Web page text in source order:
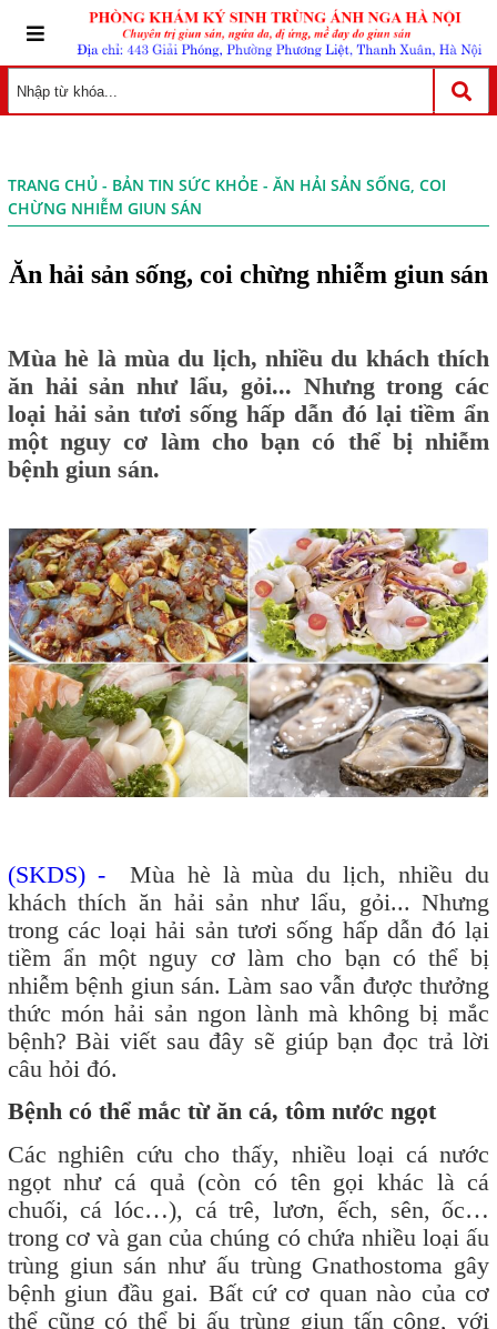
TRANG CHỦ- BẢN TIN SỨC KHỎE - ĂN HẢI SẢN SỐNG, COI
CHỪNG NHIỄM GIUN SÁN
Ăn hải sản sống, coi chừng nhiễm giun sán
Mùa hè là mùa du lịch, nhiều du khách thích
ăn hải sản như lẩu, gỏi... Nhưng trong các
loại hải sản tươi sống hấp dẫn đó lại tiềm ẩn
một nguy cơ làm cho bạn có thể bị nhiễm
bệnh giun sán.
(SKDS) - Mùa hè là mùa du lịch, nhiều du
khách thích ăn hải sản như lẩu, gỏi... Nhưng
trong các loại hải sản tươi sống hấp dẫn đó lại
tiềm ẩn một nguy cơ làm cho bạn có thể bị
nhiễm bệnh giun sán. Làm sao vẫn được thưởng
thức món hải sản ngon lành mà không bị mắc
bệnh? Bài viết sau đây sẽ giúp bạn đọc trả lời
câu hỏi đó.
Bệnh có thể mắc từ ăn cá, tôm nước ngọt
Các nghiên cứu cho thấy, nhiều loại cá nước
ngọt như cá quả (còn có tên gọi khác là cá
chuối, cá lóc…), cá trê, lươn, ếch, sên, ốc…
trong cơ và gan của chúng có chứa nhiều loại ấu
trùng giun sán như ấu trùng Gnathostoma gây
bệnh giun đầu gai. Bất cứ cơ quan nào của cơ
thể cũng có thể bị ấu trùng giun tấn công, với